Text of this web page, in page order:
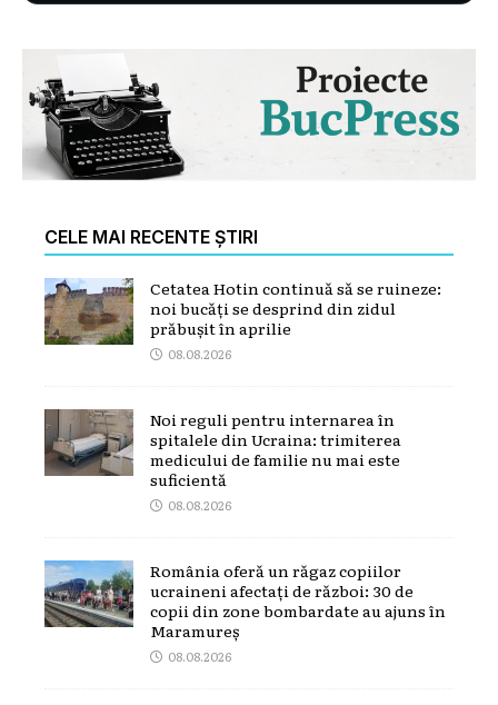
CELE MAI RECENTE ȘTIRI
Cetatea Hotin continuă să se ruineze:
noi bucăți se desprind din zidul
prăbușit în aprilie
08.08.2026
Noi reguli pentru internarea în
spitalele din Ucraina: trimiterea
medicului de familie nu mai este
suficientă
08.08.2026
România oferă un răgaz copiilor
ucraineni afectați de război: 30 de
copii din zone bombardate au ajuns în
Maramureș
08.08.2026